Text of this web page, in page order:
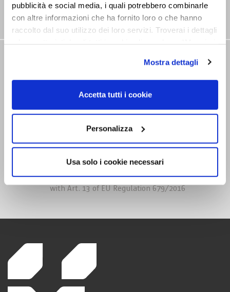
pubblicità e social media, i quali potrebbero combinarle
con altre informazioni che ha fornito loro o che hanno
raccolto dal suo utilizzo dei loro servizi. Troverai i dettagli
cookie accettare. Per ulteriori informazioni consulta
lacookie policy.
Mostra dettagli
Accetta tutti i cookie
Personalizza
Usa solo i cookie necessari
NEWSLETTER
Stay tuned on our news
I declare that I have read the
information on processing in accordance
with Art. 13 of EU Regulation 679/2016